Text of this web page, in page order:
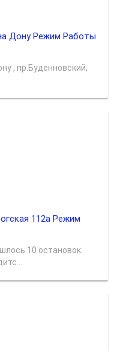
Дону Режим Работы
, пр.Буденновский,
112а Режим
10 остановок.